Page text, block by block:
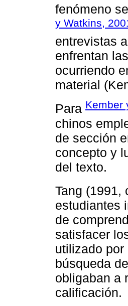
fenómeno
y Watkins,
entrevistas
enfrentan
ocurriendo
material
Para Kember
chinos
de sección
concepto y
del texto.
Tang (1991,
estudiantes
de
satisfacer
utilizado
búsqueda
obligaban a
calificación.